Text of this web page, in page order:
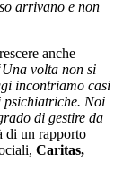
arrivano e non
anche
volta non si
incontriamo casi
psichiatriche. Noi
di gestire da
di un rapporto
Caritas,